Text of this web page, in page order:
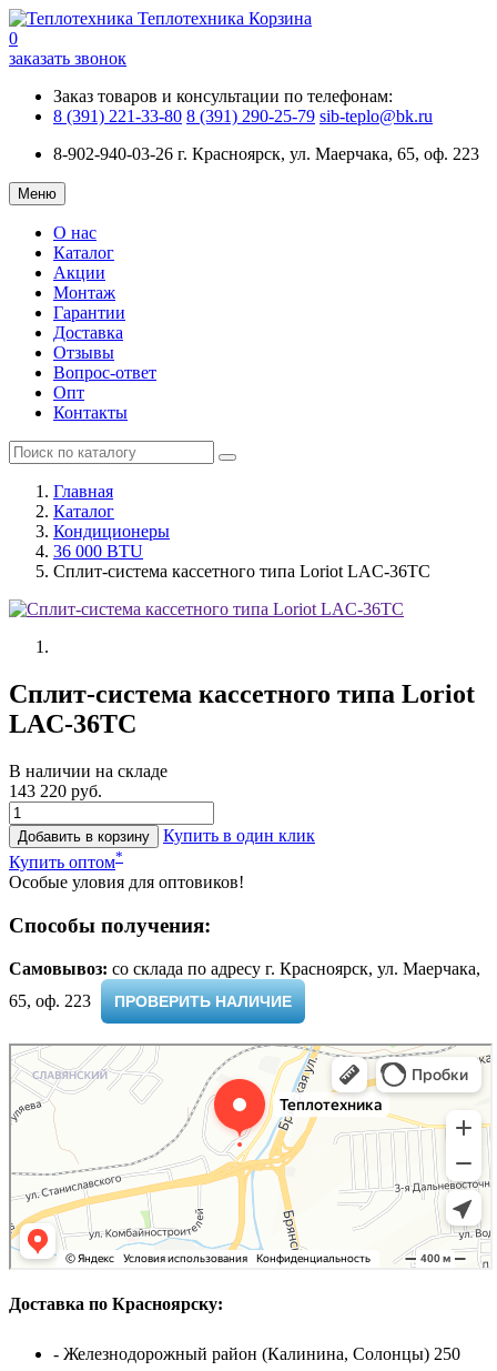
Теплотехника Корзина
0
заказать звонок
Заказ товаров и консультации по телефонам:
8 (391) 221-33-80 8 (391) 290-25-79 sib-teplo@bk.ru
8-902-940-03-26 г. Красноярск, ул. Маерчака, 65, оф. 223
Меню
О нас
Каталог
Акции
Монтаж
Гарантии
Доставка
Отзывы
Вопрос-ответ
Опт
Контакты
Главная
Каталог
Кондиционеры
36 000 BTU
Сплит-система кассетного типа Loriot LAC-36TC
Сплит-система кассетного типа Loriot
LAC-36TC
В наличии на складе
143 220 руб.
Добавить в корзину
Купить в один клик
Купить оптом*
Особые уловия для оптовиков!
Способы получения:
Самовывоз: cо склада по адресу г. Красноярск, ул. Маерчака,
65, оф. 223 ​
ПРОВЕРИТЬ НАЛИЧИЕ
Доставка по Красноярску:
- Железнодорожный район (Калинина, Солонцы) 250